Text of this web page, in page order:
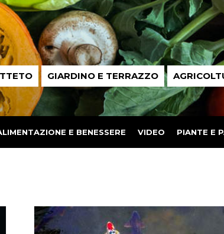
GIARDINO E TERRAZZO
E BENESSERE VIDEO PIANTE E